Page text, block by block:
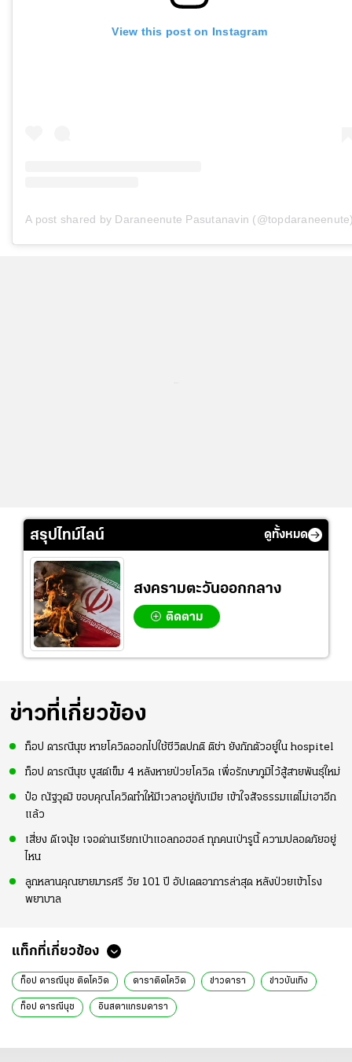
View this post on Instagram
A post shared by Daraneenute Pasutanavin
สรุปไทม์ไลน์ ดูทั้งหมด
สงครามตะวันออกกลาง
ติดตาม
ข่าวที่เกี่ยวข้อง
ท็อป ดารณีนุช หายโควิดออกไปใช้ชีวิตปกติ ติช่า ยังกักตัวอยู่ใน hospitel
ท็อป ดารณีนุช บูสต์เข็ม 4 หลังหายป่วยโควิด เพื่อรักษาภูมิไว้สู้สายพันธุ์ใหม่
ป๋อ ณัฐวุฒิ ขอบคุณโควิดทำให้มีเวลาอยู่กับเมีย เข้าใจสัจธรรมแต่ไม่เอาอีก
แล้ว
เสี่ยง ดีเจนุ้ย เจอด่านเรียกเป่าแอลกอฮอล์ ทุกคนเป่ารูนี้ ความปลอดภัยอยู่
ไหน
ลูกหลานคุณยายมารศรี วัย 101 ปี อัปเดตอาการล่าสุด หลังป่วยเข้าโรง
พยาบาล
แท็กที่เกี่ยวข้อง
ท็อป ดารณีนุช ติดโควิด ดาราติดโควิด ข่าวดารา ข่าวบันเทิง
ท็อป ดารณีนุช อินสตาแกรมดารา